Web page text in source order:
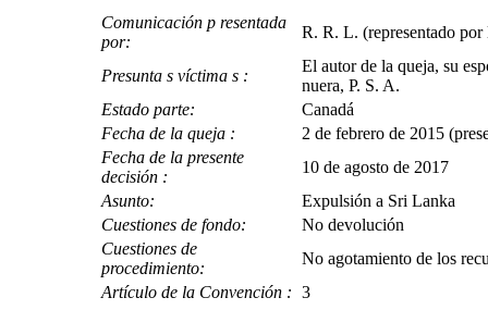
Comunicación p resentada
por:
R. R. L. (representado
Presunta s víctima s :
El autor de la queja, su
nuera, P. S. A.
Estado parte:
Canadá
Fecha de la queja :
2 de febrero de 2015
Fecha de la presente
decisión :
10 de agosto de 2017
Asunto:
Expulsión a Sri Lanka
Cuestiones de fondo:
No devolución
Cuestiones de
procedimiento:
No agotamiento de los
Artículo de la Convención : 3